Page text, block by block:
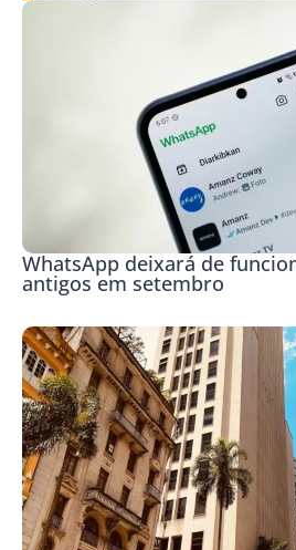
WhatsApp deixará de
antigos em setembro